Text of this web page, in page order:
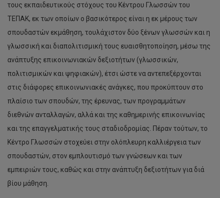
τους εκπαιδευτικούς στόχους του Κέντρου Γλωσσών του
ΤΕΠΑΚ, εκ των οποίων ο βασικότερος είναι η εκ μέρους των
σπουδαστών εκμάθηση, τουλάχιστον δύο ξένων γλωσσών και η
γλωσσική και διαπολιτισμική τους ευαισθητοποίηση, μέσω της
ανάπτυξης επικοινωνιακών δεξιοτήτων (γλωσσικών,
πολιτισμικών και ψηφιακών), έτσι ώστε να αντεπεξέρχονται
στις διάφορες επικοινωνιακές ανάγκες, που προκύπτουν στο
πλαίσιο των σπουδών, της έρευνας, των προγραμμάτων
διεθνών ανταλλαγών, αλλά και της καθημερινής επικοινωνίας
και της επαγγελματικής τους σταδιοδρομίας. Πέραν τούτων, το
Κέντρο Γλωσσών στοχεύει στην ολόπλευρη καλλιέργεια των
σπουδαστών, στον εμπλουτισμό των γνώσεων και των
εμπειριών τους, καθώς και στην ανάπτυξη δεξιοτήτων για διά
βίου μάθηση.